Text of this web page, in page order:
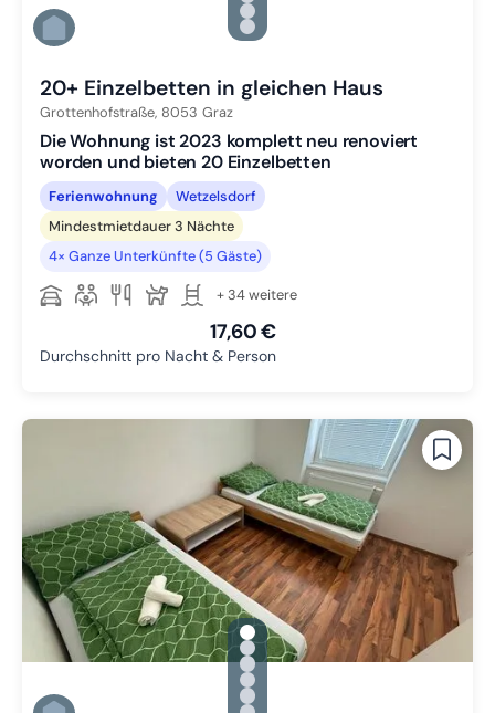
Zu Slide 4 wechseln
Zu Slide 5 wechseln
Zu Slide 6 wechseln
20+ Einzelbetten in gleichen Haus
Grottenhofstraße, 8053 Graz
Die Wohnung ist 2023 komplett neu renoviert
worden und bieten 20 Einzelbetten
Ferienwohnung
Wetzelsdorf
Mindestmietdauer 3 Nächte
4× Ganze Unterkünfte (5 Gäste)
+ 34 weitere
17,60 €
Durchschnitt pro Nacht & Person
gallery.slide_selector
Zu Slide 1 wechseln
Zu Slide 2 wechseln
Zu Slide 3 wechseln
Zu Slide 4 wechseln